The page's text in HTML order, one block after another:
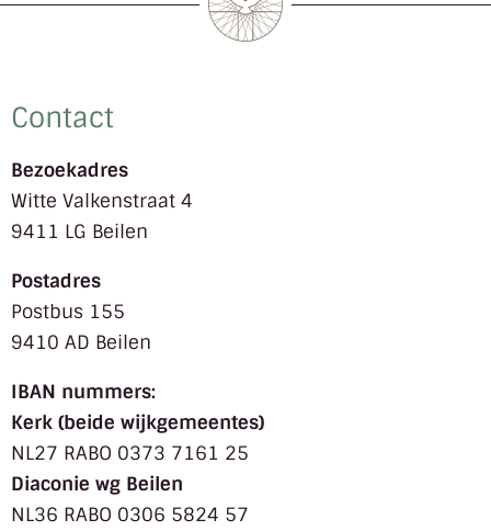
Contact
Bezoekadres
Witte Valkenstraat 4
9411 LG Beilen
Postadres
Postbus 155
9410 AD Beilen
IBAN nummers:
Kerk (beide wijkgemeentes)
NL27 RABO 0373 7161 25
Diaconie wg Beilen
NL36 RABO 0306 5824 57